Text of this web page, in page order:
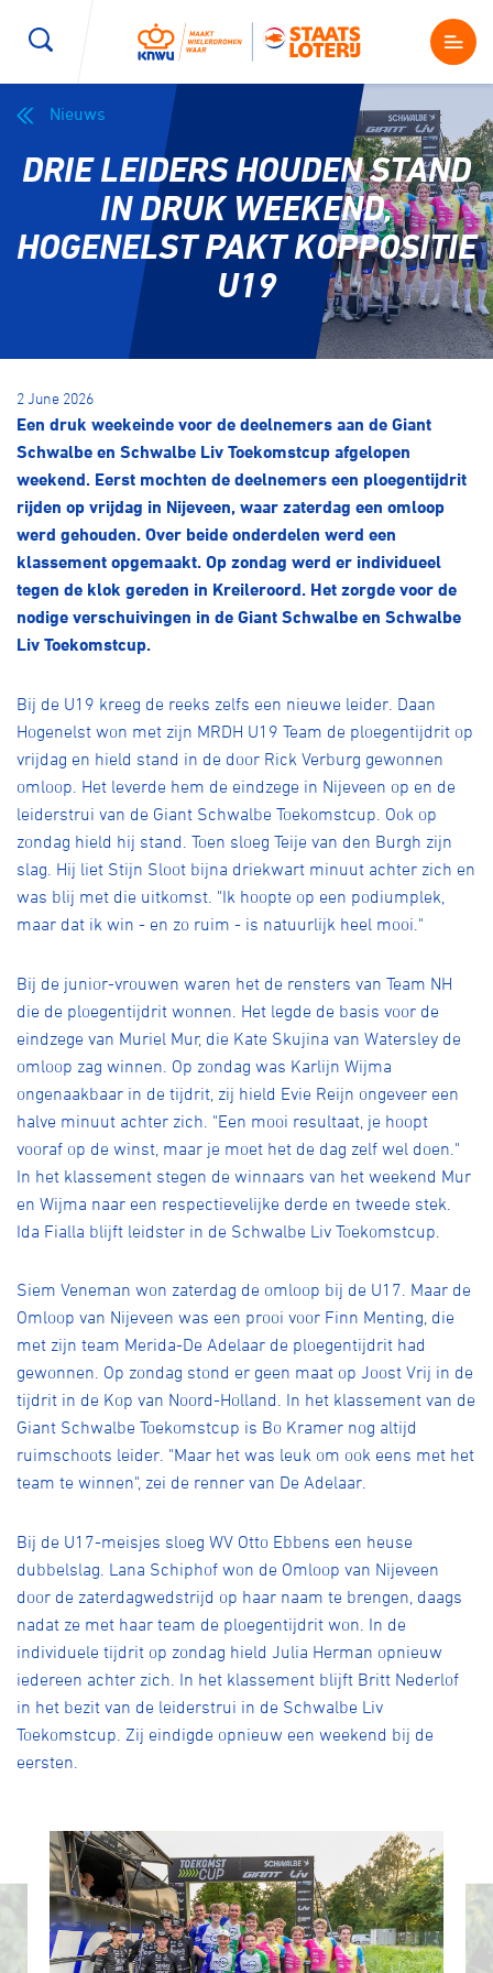
Kenniscentrum
Magazine
Shop
Producten en diensten
Contact
Over ons
Lid worden
Nieuws
DRIE LEIDERS HOUDEN STAND
IN DRUK WEEKEND,
HOGENELST PAKT KOPPOSITIE
U19
2 June 2026
Een druk weekeinde voor de deelnemers aan de Giant
Schwalbe en Schwalbe Liv Toekomstcup afgelopen
weekend. Eerst mochten de deelnemers een ploegentijdrit
rijden op vrijdag in Nijeveen, waar zaterdag een omloop
werd gehouden. Over beide onderdelen werd een
klassement opgemaakt. Op zondag werd er individueel
tegen de klok gereden in Kreileroord. Het zorgde voor de
nodige verschuivingen in de Giant Schwalbe en Schwalbe
Liv Toekomstcup.
Bij de U19 kreeg de reeks zelfs een nieuwe leider. Daan
Hogenelst won met zijn MRDH U19 Team de ploegentijdrit op
vrijdag en hield stand in de door Rick Verburg gewonnen
omloop. Het leverde hem de eindzege in Nijeveen op en de
leiderstrui van de Giant Schwalbe Toekomstcup. Ook op
zondag hield hij stand. Toen sloeg Teije van den Burgh zijn
slag. Hij liet Stijn Sloot bijna driekwart minuut achter zich en
was blij met die uitkomst. "Ik hoopte op een podiumplek,
maar dat ik win - en zo ruim - is natuurlijk heel mooi."
Bij de junior-vrouwen waren het de rensters van Team NH
die de ploegentijdrit wonnen. Het legde de basis voor de
eindzege van Muriel Mur, die Kate Skujina van Watersley de
omloop zag winnen. Op zondag was Karlijn Wijma
ongenaakbaar in de tijdrit, zij hield Evie Reijn ongeveer een
halve minuut achter zich. "Een mooi resultaat, je hoopt
vooraf op de winst, maar je moet het de dag zelf wel doen."
In het klassement stegen de winnaars van het weekend Mur
en Wijma naar een respectievelijke derde en tweede stek.
Ida Fialla blijft leidster in de Schwalbe Liv Toekomstcup.
Siem Veneman won zaterdag de omloop bij de U17. Maar de
Omloop van Nijeveen was een prooi voor Finn Menting, die
met zijn team Merida-De Adelaar de ploegentijdrit had
gewonnen. Op zondag stond er geen maat op Joost Vrij in de
tijdrit in de Kop van Noord-Holland. In het klassement van de
Giant Schwalbe Toekomstcup is Bo Kramer nog altijd
ruimschoots leider. "Maar het was leuk om ook eens met het
team te winnen", zei de renner van De Adelaar.
Bij de U17-meisjes sloeg WV Otto Ebbens een heuse
dubbelslag. Lana Schiphof won de Omloop van Nijeveen
door de zaterdagwedstrijd op haar naam te brengen, daags
nadat ze met haar team de ploegentijdrit won. In de
individuele tijdrit op zondag hield Julia Herman opnieuw
iedereen achter zich. In het klassement blijft Britt Nederlof
in het bezit van de leiderstrui in de Schwalbe Liv
Toekomstcup. Zij eindigde opnieuw een weekend bij de
eersten.
Wegwielrennen Mountainbiken
Kunstwielrijden ID-Cycling
Baanwielrennen Strandrace
BMX freestyle
Veldrijden Biketrial
Pumptrack Fixed gear